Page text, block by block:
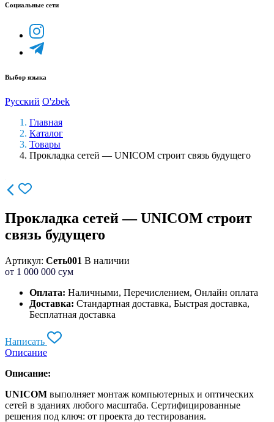
Социальные сети
Выбор языка
Русский O'zbek
Главная
Каталог
Товары
Прокладка сетей — UNICOM строит связь будущего
Прокладка сетей — UNICOM строит
связь будущего
Артикул: Сеть001 В наличии
от 1 000 000 сум
Оплата: Наличными, Перечислением, Онлайн оплата
Доставка: Стандартная доставка, Быстрая доставка,
Бесплатная доставка
Написать
Описание
Описание:
UNICOM выполняет монтаж компьютерных и оптических
сетей в зданиях любого масштаба. Сертифицированные
решения под ключ: от проекта до тестирования.